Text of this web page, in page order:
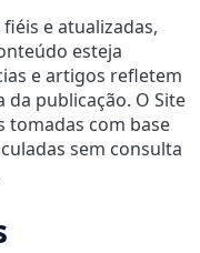
e atualizadas,
esteja
e artigos refletem
publicação. O Site
tomadas com base
sem consulta